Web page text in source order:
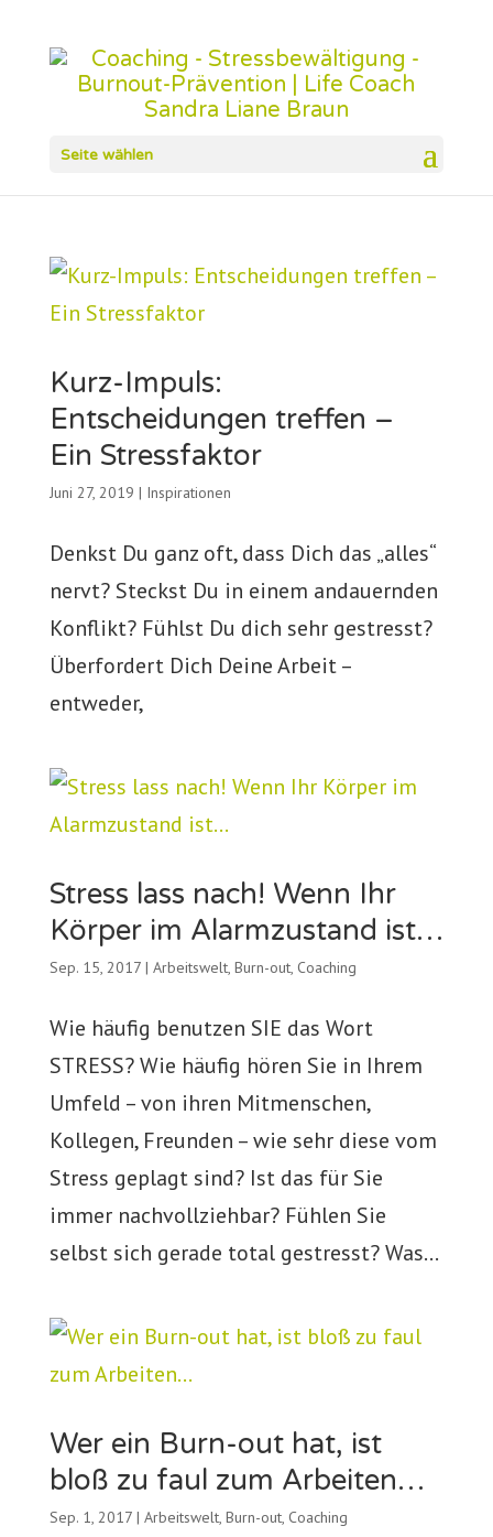
Seite wählen
Kurz-Impuls:
Entscheidungen treffen –
Ein Stressfaktor
Juni 27, 2019 | Inspirationen
Denkst Du ganz oft, dass Dich das „alles“
nervt? Steckst Du in einem andauernden
Konflikt? Fühlst Du dich sehr gestresst?
Überfordert Dich Deine Arbeit –
entweder,
Stress lass nach! Wenn Ihr
Körper im Alarmzustand ist…
Sep. 15, 2017| Arbeitswelt, Burn-out, Coaching
Wie häufig benutzen SIE das Wort
STRESS? Wie häufig hören Sie in Ihrem
Umfeld – von ihren Mitmenschen,
Kollegen, Freunden – wie sehr diese vom
Stress geplagt sind? Ist das für Sie
immer nachvollziehbar? Fühlen Sie
selbst sich gerade total gestresst? Was...
Wer ein Burn-out hat, ist
bloß zu faul zum Arbeiten…
Sep. 1, 2017| Arbeitswelt, Burn-out, Coaching